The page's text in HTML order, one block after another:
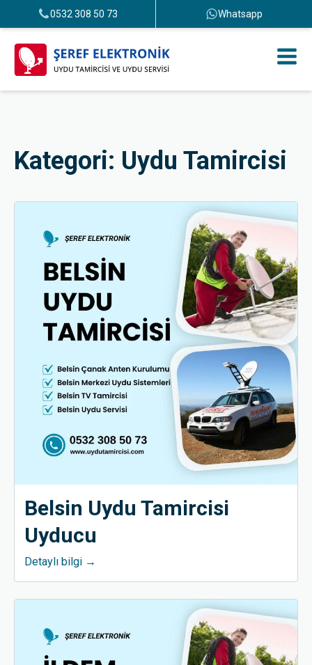
0532 308 50 73 Whatsapp
Kategori: Uydu Tamircisi
Belsin Uydu Tamircisi
Uyducu
Detaylı bilgi →